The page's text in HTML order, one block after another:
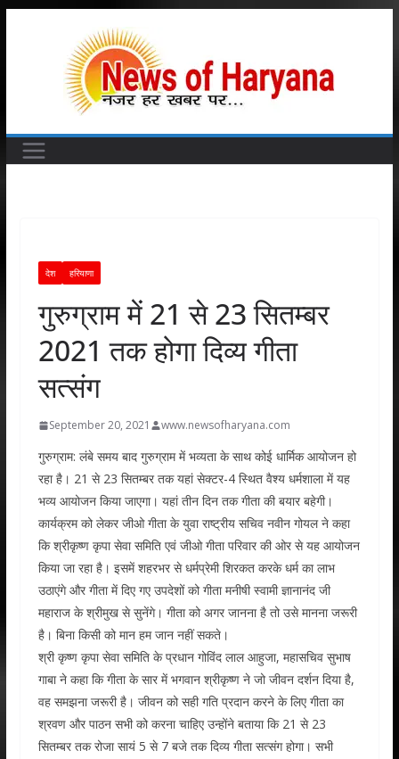
देश हरियाणा
गुरुग्राम में 21 से 23 सितम्बर
2021 तक होगा दिव्य गीता
सत्संग
September 20, 2021 www.newsofharyana.com
गुरुग्राम: लंबे समय बाद गुरुग्राम में भव्यता के साथ कोई धार्मिक आयोजन हो
रहा है। 21 से 23 सितम्बर तक यहां सेक्टर-4 स्थित वैश्य धर्मशाला में यह
भव्य आयोजन किया जाएगा। यहां तीन दिन तक गीता की बयार बहेगी।
कार्यक्रम को लेकर जीओ गीता के युवा राष्ट्रीय सचिव नवीन गोयल ने कहा
कि श्रीकृष्ण कृपा सेवा समिति एवं जीओ गीता परिवार की ओर से यह आयोजन
किया जा रहा है। इसमें शहरभर से धर्मप्रेमी शिरकत करके धर्म का लाभ
उठाएंगे और गीता में दिए गए उपदेशों को गीता मनीषी स्वामी ज्ञानानंद जी
महाराज के श्रीमुख से सुनेंगे। गीता को अगर जानना है तो उसे मानना जरूरी
है। बिना किसी को मान हम जान नहीं सकते।
श्री कृष्ण कृपा सेवा समिति के प्रधान गोविंद लाल आहुजा, महासचिव सुभाष
गाबा ने कहा कि गीता के सार में भगवान श्रीकृष्ण ने जो जीवन दर्शन दिया है,
वह समझना जरूरी है। जीवन को सही गति प्रदान करने के लिए गीता का
श्रवण और पाठन सभी को करना चाहिए उन्होंने बताया कि 21 से 23
सितम्बर तक रोजा सायं 5 से 7 बजे तक दिव्य गीता सत्संग होगा। सभी